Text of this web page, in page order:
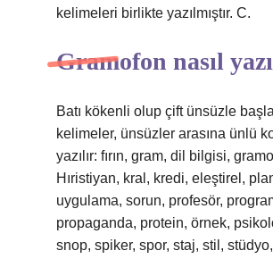
kelimeleri birlikte yazılmıştır. C.
Gramofon nasıl
Batı kökenli olup çift ünsüzle
kelimeler, ünsüzler arasına ünlü
yazılır: fırın, gram, dil bilgisi,
Hıristiyan, kral, kredi, eleştirel,
uygulama, sorun, profesör,
propaganda, protein, örnek,
snop, spiker, spor, staj, stil,